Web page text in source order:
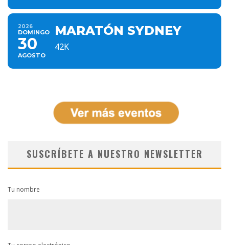
2026
DOMINGO
30
AGOSTO
MARATÓN SYDNEY
42K
SUSCRÍBETE A NUESTRO NEWSLETTER
Tu nombre